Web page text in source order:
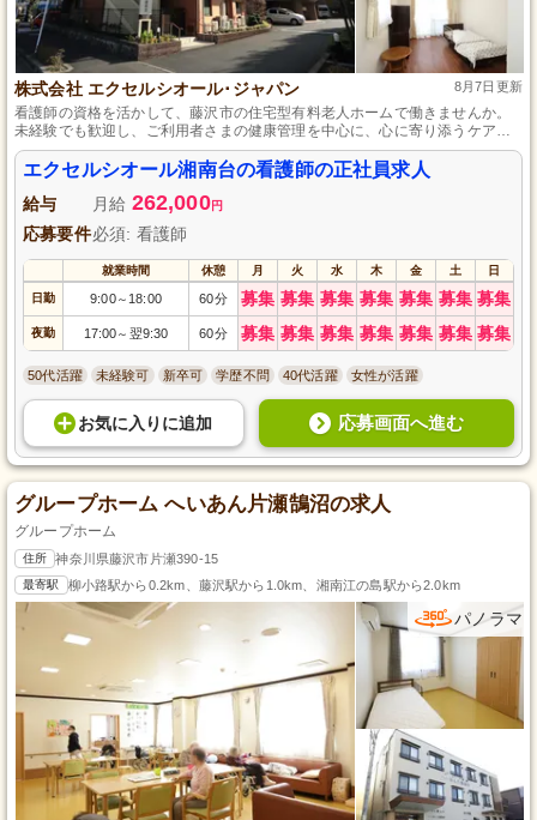
株式会社 エクセルシオール･ジャパン 8月7日更新
看護師の資格を活かして、藤沢市の住宅型有料老人ホームで働きませんか。
未経験でも歓迎し、ご利用者さまの健康管理を中心に、心に寄り添うケアを
行います。資格取得支援制度や夏季冬季休暇、保育費補助制度、交通費全額
支給など、スタッフの働きやすさを考えた待遇も魅力です。
エクセルシオール湘南台の看護師の正社員求人
給与 月給 262,000円
応募要件必須: 看護師
就業時間 休憩 月 火 水 木 金 土 日
日勤 9:00～ 18:00 60分 募集 募集 募集 募集 募集 募集 募集
夜勤 17:00～ 翌9:30 60分 募集 募集 募集 募集 募集 募集 募集
50代活躍 未経験可 新卒可 学歴不問 40代活躍 女性が活躍
お気に入り に追加 応募画面へ進む
グループホーム へいあん片瀬鵠沼の求人
グループホーム
住所 神奈川県藤沢市片瀬390-15
最寄駅 柳小路駅から0.2km、藤沢駅から1.0km、湘南江の島駅から2.0km
パノラマ